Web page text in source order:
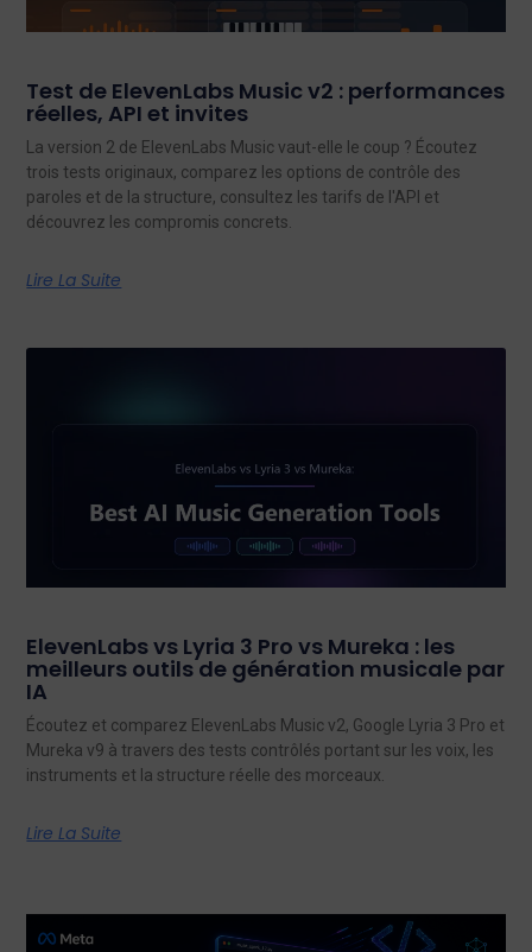
Test de ElevenLabs Music v2 : performances
réelles, API et invites
La version 2 de ElevenLabs Music vaut-elle le coup ? Écoutez
trois tests originaux, comparez les options de contrôle des
paroles et de la structure, consultez les tarifs de l'API et
découvrez les compromis concrets.
Lire La Suite
ElevenLabs vs Lyria 3 Pro vs Mureka : les
meilleurs outils de génération musicale par
IA
Écoutez et comparez ElevenLabs Music v2, Google Lyria 3 Pro et
Mureka v9 à travers des tests contrôlés portant sur les voix, les
instruments et la structure réelle des morceaux.
Lire La Suite